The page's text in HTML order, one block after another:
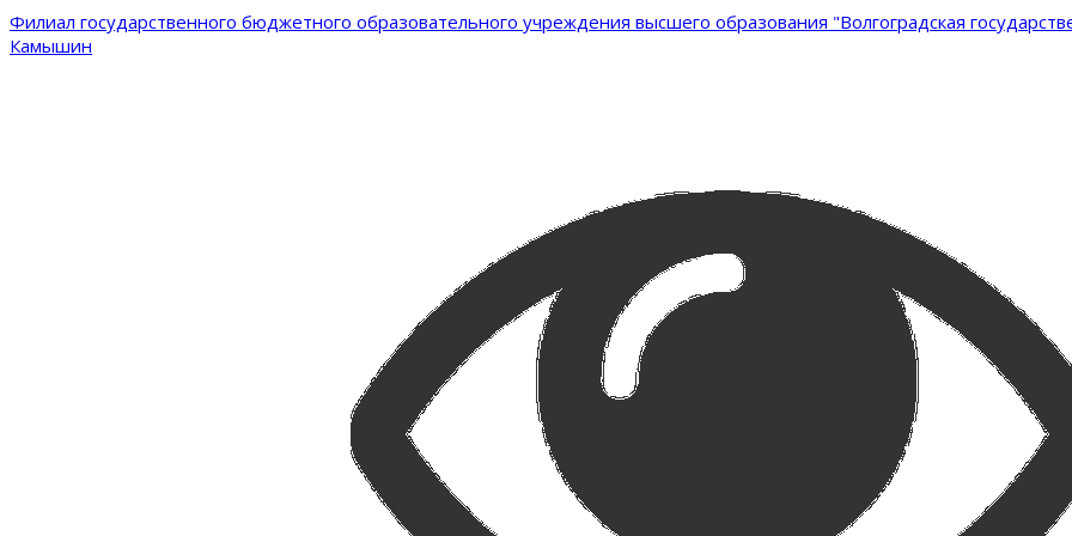
Филиал государственного бюджетного образовательного учреждения высшего образования "Волгоградская
Камышин